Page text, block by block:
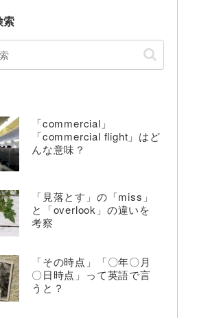
索
「commercial」
「commercial flight」はど
んな意味？
「見落とす」の「miss」
と「overlook」の違いを
考察
「その時点」「〇年〇月
〇日時点」って英語で言
うと？